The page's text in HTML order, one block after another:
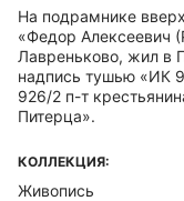
На подрамнике
«Федор Алексеевич
Лавреньково, жил в
надпись тушью «ИК
926/2 п-т
Питерца».
КОЛЛЕКЦИЯ:
Живопись